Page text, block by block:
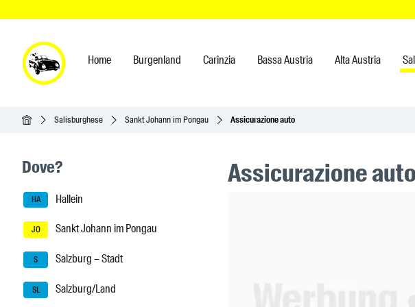
Home Burgenland Carinzia Bassa Austria Alta Austria
Home Salisburghese Sankt Johann im Pongau Assicurazione auto
Seitenleisten-Navigation
Dove?
HA Hallein
JO Sankt Johann im Pongau
S Salzburg – Stadt
SL Salzburg/Land
Assicurazione